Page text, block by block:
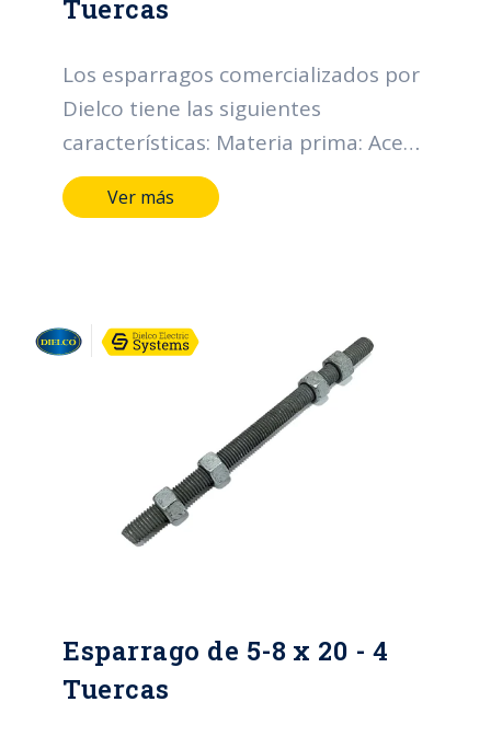
Tuercas
Los esparragos comercializados por
Dielco tiene las siguientes
características: Materia prima: Acero
SAE 1010-1020 Diámetro nominal
rosca UNC (D) (pulgadas): Desde 1/2
caliente. Espesor mínimo individual
(micras): 43. Espesor mínimo
promedio (micras): 53. Grado de
recubrimiento: High grade. Normas:
NTC y RETIE.
Ver más
Esparrago de 5-8 x 20 - 4
Tuercas